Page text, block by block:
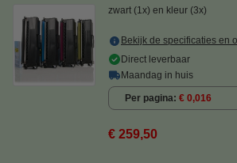
zwart (1x) en kleur (3x)
Bekijk de specificaties en
Direct leverbaar
Maandag in huis
Per pagina € 0,016
€ 259,50